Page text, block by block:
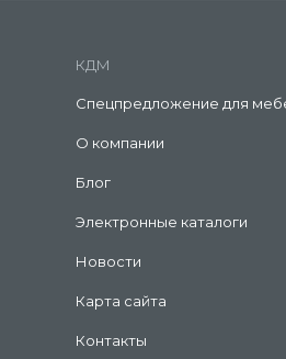
КДМ
Спецпредложение для
О компании
Блог
Электронные каталоги
Новости
Карта сайта
Контакты